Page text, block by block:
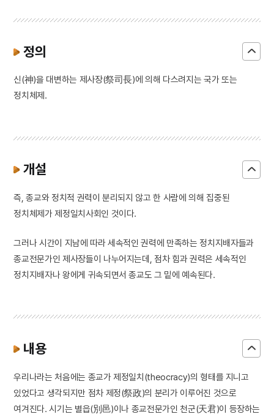
3 판소리
6 균전론
정의
신(神)을 대변하는 제사장(祭司長)에 의해 다스려지는 국가 또는
정치체제.
개설
즉, 종교와 정치적 권력이 분리되지 않고 한 사람에 의해 집중된
정치체제가 제정일치사회인 것이다.
그러나 시간이 지남에 따라 세속적인 권력에 만족하는 정치지배자들과
종교전문가인 제사장들이 나누어지는데, 점차 힘과 권력은 세속적인
정치지배자나 왕에게 귀속되면서 종교도 그 밑에 예속된다.
내용
우리나라는 처음에는 종교가 제정일치(theocracy)의 형태를 지니고
있었다고 생각되지만 점차 제정(祭政)의 분리가 이루어진 것으로
여겨진다. 시기는 별읍(別邑)이나 종교전문가인 천군(天君)이 등장하는